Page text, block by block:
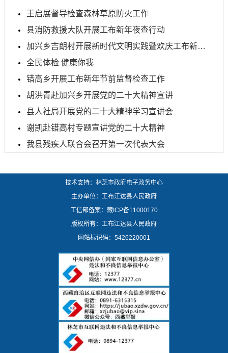
王启展督导检查森林草原防火工作
县消防救援大队开展工布新年夜查行动
加兴乡吉朗村开展新时代文明实践暨欢庆工布新年文艺...
全民体检 健康你我
错高乡开展工布新年节前监督检查工作
胡洪青赴加兴乡开展党的二十大精神宣讲
县人社局开展党的二十大精神学习宣讲会
谢凯赴错高村专题宣讲党的二十大精神
我县残疾人联合会召开第一次代表大会
技术支持：林芝市政府电子政务中心
主办单位：工布江达县人民政府
工信部备案： 藏ICP备11000170
版权所有：工布江达县人民政府
网站标识码：5426220001